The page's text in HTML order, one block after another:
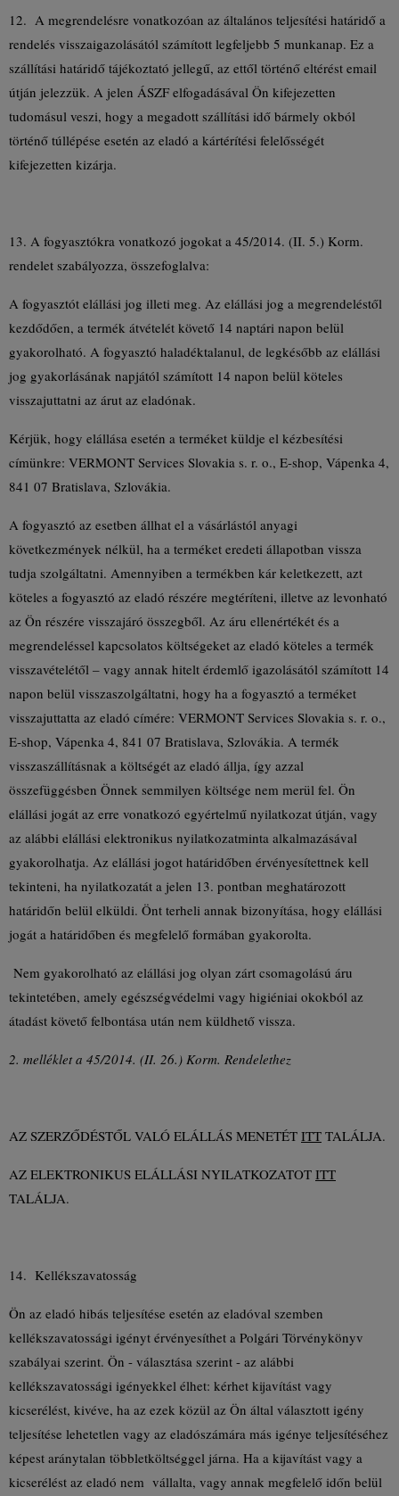
12. A megrendelésre vonatkozóan az általános teljesítési határidő a
rendelés visszaigazolásától számított legfeljebb 5 munkanap. Ez a
szállítási határidő tájékoztató jellegű, az ettől történő eltérést email
útján jelezzük. A jelen ÁSZF elfogadásával Ön kifejezetten
tudomásul veszi, hogy a megadott szállítási idő bármely okból
történő túllépése esetén az eladó a kártérítési felelősségét
kifejezetten kizárja.
13. A fogyasztókra vonatkozó jogokat a 45/2014. (II. 5.) Korm.
rendelet szabályozza, összefoglalva:
A fogyasztót elállási jog illeti meg. Az elállási jog a megrendeléstől
kezdődően, a termék átvételét követő 14 naptári napon belül
gyakorolható. A fogyasztó haladéktalanul, de legkésőbb az elállási
jog gyakorlásának napjától számított 14 napon belül köteles
visszajuttatni az árut az eladónak.
Kérjük, hogy elállása esetén a terméket küldje el kézbesítési
címünkre: VERMONT Services Slovakia s. r. o., E-shop, Vápenka 4,
841 07 Bratislava, Szlovákia.
A fogyasztó az esetben állhat el a vásárlástól anyagi
következmények nélkül, ha a terméket eredeti állapotban vissza
tudja szolgáltatni. Amennyiben a termékben kár keletkezett, azt
köteles a fogyasztó az eladó részére megtéríteni, illetve az levonható
az Ön részére visszajáró összegből. Az áru ellenértékét és a
megrendeléssel kapcsolatos költségeket az eladó köteles a termék
visszavételétől – vagy annak hitelt érdemlő igazolásától számított 14
napon belül visszaszolgáltatni, hogy ha a fogyasztó a terméket
visszajuttatta az eladó címére: VERMONT Services Slovakia s. r. o.,
E-shop, Vápenka 4, 841 07 Bratislava, Szlovákia. A termék
visszaszállításnak a költségét az eladó állja, így azzal
összefüggésben Önnek semmilyen költsége nem merül fel. Ön
elállási jogát az erre vonatkozó egyértelmű nyilatkozat útján, vagy
az alábbi elállási elektronikus nyilatkozatminta alkalmazásával
gyakorolhatja. Az elállási jogot határidőben érvényesítettnek kell
tekinteni, ha nyilatkozatát a jelen 13. pontban meghatározott
határidőn belül elküldi. Önt terheli annak bizonyítása, hogy elállási
jogát a határidőben és megfelelő formában gyakorolta.
Nem gyakorolható az elállási jog olyan zárt csomagolású áru
tekintetében, amely egészségvédelmi vagy higiéniai okokból az
átadást követő felbontása után nem küldhető vissza.
2. melléklet a 45/2014. (II. 26.) Korm. Rendelethez
AZ SZERZŐDÉSTŐL VALÓ ELÁLLÁS MENETÉT ITT TALÁLJA.
AZ ELEKTRONIKUS ELÁLLÁSI NYILATKOZATOT ITT
TALÁLJA.
14. Kellékszavatosság
Ön az eladó hibás teljesítése esetén az eladóval szemben
kellékszavatossági igényt érvényesíthet a Polgári Törvénykönyv
szabályai szerint. Ön - választása szerint - az alábbi
kellékszavatossági igényekkel élhet: kérhet kijavítást vagy
kicserélést, kivéve, ha az ezek közül az Ön által választott igény
teljesítése lehetetlen vagy az eladószámára más igénye teljesítéséhez
képest aránytalan többletköltséggel járna. Ha a kijavítást vagy a
kicserélést az eladó nem vállalta, vagy annak megfelelő időn belül